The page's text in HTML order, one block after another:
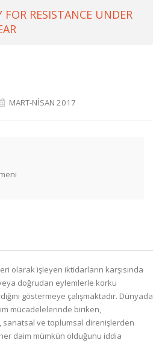
RESISTANCE UNDER
MART-NİSAN 2017
olarak işleyen iktidarların karşısında
doğrudan eylemlerle korku
göstermeye çalışmaktadır. Dünyada
mücadelelerinde biriken,
ve toplumsal direnişlerden
daim mümkün olduğunu iddia